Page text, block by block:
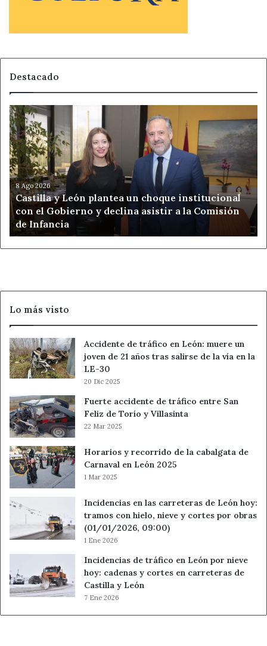
Destacado
Castilla
y
León
plantea
un
choque
institucional
con
el
Gobierno
y
declina
de
Infancia
8 Ago 2026
Castilla y León plantea un choque institucional
con el Gobierno y declina asistir a la Comisión
de Infancia
Lo más visto
Accidente de tráfico en León: muere un
joven de 21 años tras salirse de la vía en la
LE-30
20 Dic 2025
Fuerte accidente de tráfico entre San
Feliz de Torío y Villasinta
22 Mar 2025
Horarios y recorrido de la cabalgata de
Carnaval en León 2025
1 Mar 2025
Incidencias en las carreteras de León hoy:
tramos con hielo, nieve y cortes por obras
(01/01/2026, 09:00)
1 Ene 2026
Incidencias de tráfico en León por nieve
hoy: cadenas y cortes en carreteras de
Castilla y León
7 Ene 2026